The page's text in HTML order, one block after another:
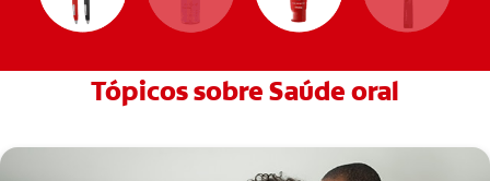
Tópicos sobre Saúde oral